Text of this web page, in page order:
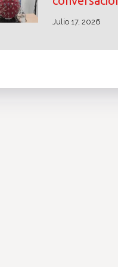
Julio 17, 2026